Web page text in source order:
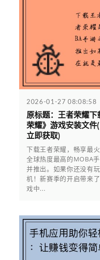
2026-01-27 08:08:58
原标题：王者荣耀
荣耀》游戏安装文件
立即获取)
下载王者荣耀，畅享最
全球热度最高的MOBA
并推出。如果你还没有
机！新赛季的开启带来
戏中...